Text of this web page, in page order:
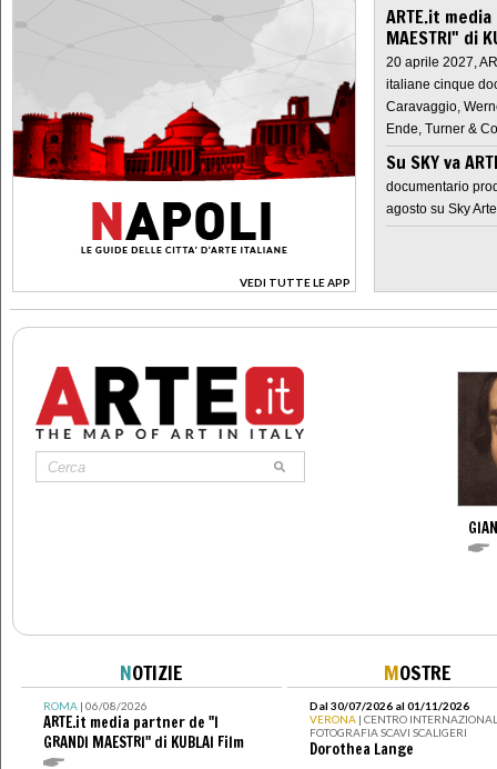
VEDI TUTTE LE APP
>
ARTE.it
MAESTRI" di
20 aprile 2027,
italiane cinque
Caravaggio,
Ende, Turner &
Su SKY va
documentario
agosto su Sky Arte
NOTIZIE
ROMA| 06/08/2026
ARTE.it media partner de "I
GRANDI MAESTRI" di KUBLAI Film
MOSTRE
Dal 30/07/2026 al 01/11/2026
VERONA | CENTRO
FOTOGRAFIA SCAVI SCALIGERI
Dorothea Lange